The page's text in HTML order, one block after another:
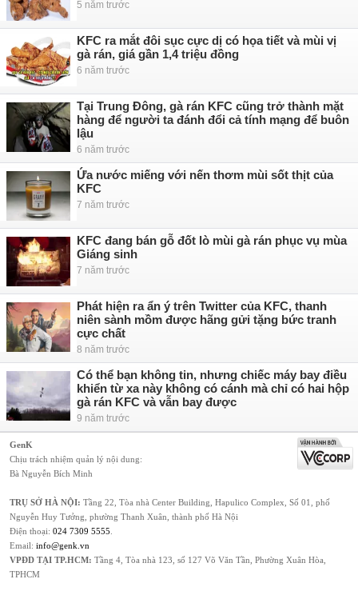
5 năm trước
KFC ra mắt đôi sục cực dị có họa tiết và mùi vị
gà rán, giá gần 1,4 triệu đồng
6 năm trước
Tại Trung Đông, gà rán KFC cũng trở thành mặt
hàng để người ta đánh đổi cả tính mạng để buôn
lậu
6 năm trước
Ứa nước miếng với nến thơm mùi sốt thịt của
KFC
7 năm trước
KFC đang bán gỗ đốt lò mùi gà rán phục vụ mùa
Giáng sinh
7 năm trước
Phát hiện ra ẩn ý trên Twitter của KFC, thanh
niên sành mồm được hãng gửi tặng bức tranh
cực chất
8 năm trước
Có thể bạn không tin, nhưng chiếc máy bay điều
khiển từ xa này không có cánh mà chỉ có hai hộp
gà rán KFC và vẫn bay được
9 năm trước
GenK
Chịu trách nhiệm quản lý nội dung:
Bà Nguyễn Bích Minh
TRỤ SỞ HÀ NỘI: Tầng 22, Tòa nhà Center Building, Hapulico Complex, Số 01, phố
Nguyễn Huy Tưởng, phường Thanh Xuân, thành phố Hà Nội
Điện thoại: 024 7309 5555
Email: info@genk.vn
VPĐD TẠI TP.HCM: Tầng 4, Tòa nhà 123, số 127 Võ Văn Tần, Phường Xuân Hòa,
TPHCM